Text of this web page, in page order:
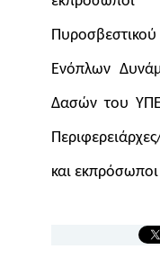
Ενόπλων
Δασών του
και